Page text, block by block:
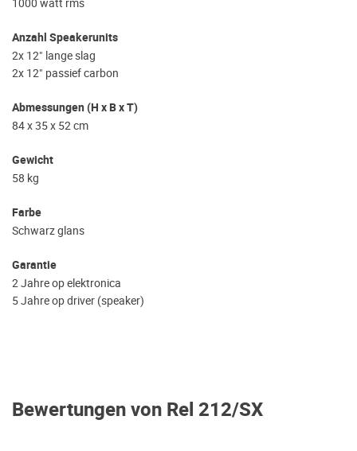
1000 watt rms
Anzahl Speakerunits
2x 12" lange slag
2x 12" passief carbon
Abmessungen (H x B x T)
84 x 35 x 52 cm
Gewicht
58 kg
Farbe
Schwarz glans
Garantie
2 Jahre op elektronica
5 Jahre op driver (speaker)
Bewertungen von Rel 212/SX